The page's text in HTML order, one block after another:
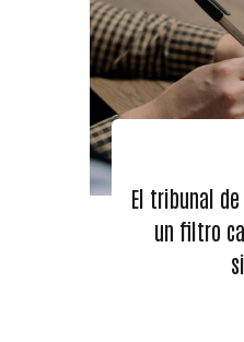
El tribunal de
un filtro